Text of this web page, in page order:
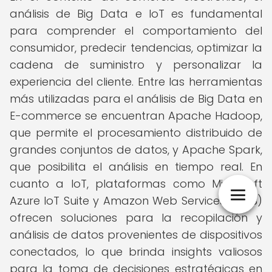
análisis de Big Data e IoT es fundamental
para comprender el comportamiento del
consumidor, predecir tendencias, optimizar la
cadena de suministro y personalizar la
experiencia del cliente. Entre las herramientas
más utilizadas para el análisis de Big Data en
E-commerce se encuentran Apache Hadoop,
que permite el procesamiento distribuido de
grandes conjuntos de datos, y Apache Spark,
que posibilita el análisis en tiempo real. En
cuanto a IoT, plataformas como Microsoft
Azure IoT Suite y Amazon Web Services (AWS)
ofrecen soluciones para la recopilación y
análisis de datos provenientes de dispositivos
conectados, lo que brinda insights valiosos
para la toma de decisiones estratégicas en